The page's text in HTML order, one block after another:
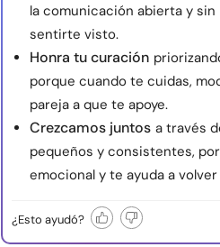
la comunicación abierta y
sentirte visto.
Honra tu curación
porque cuando te cuidas,
pareja a que te apoye.
Crezcamos juntos a través
pequeños y consistentes,
emocional y te ayuda a volver
¿Esto ayudó?